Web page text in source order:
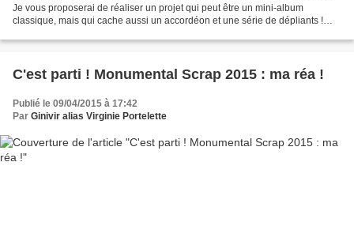
Je vous proposerai de réaliser un projet qui peut être un mini-album
classique, mais qui cache aussi un accordéon et une série de dépliants !
C'est parti ! Monumental Scrap 2015 : ma réa !
Publié le 09/04/2015 à 17:42
Par Ginivir alias Virginie Portelette